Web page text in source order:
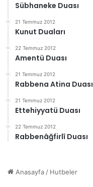
Sübhaneke Duası
21 Temmuz 2012
Kunut Duaları
22 Temmuz 2012
Amentü Duası
21 Temmuz 2012
Rabbena Atina Duası
21 Temmuz 2012
Ettehiyyatü Duası
22 Temmuz 2012
Rabbenâğfirlî Duası